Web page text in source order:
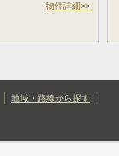
物件詳細>>
地域・路線から探す